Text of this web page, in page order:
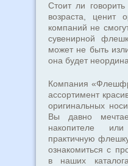
Стоит ли
возраста, ценит
компаний не
сувенирной
может не быть
она будет
Компания
ассортимент
оригинальных
Вы давно
накопителе
практичную
ознакомиться с
в наших